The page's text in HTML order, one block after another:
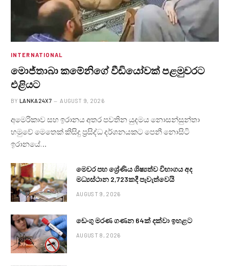
INTERNATIONAL
මොජ්තාබා කමේනිගේ වීඩියෝවක් පළමුවරට
එළියට
BY LANKA24X7 AUGUST 9, 2026
අමෙරිකාව සහ ඉරානය අතර පවතින යුදමය නොසන්සුන්තා
හමුවේ මෙතෙක් කිසිදු ප්‍රසිද්ධ දර්ශනයකට පෙනී නොසිටි
ඉරානයේ…
මෙවර පහ ශ්‍රේණිය ශිෂ්‍යත්ව විභාගය අද
මධ්‍යස්ථාන 2,723කදී පැවැත්වෙයි
AUGUST 9, 2026
ඩෙංගු මරණ ගණන 64ක් දක්වා ඉහළට
AUGUST 8, 2026